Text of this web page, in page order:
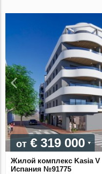
от € 319 000
Жилой комплекс Kasia V
Испания №91775